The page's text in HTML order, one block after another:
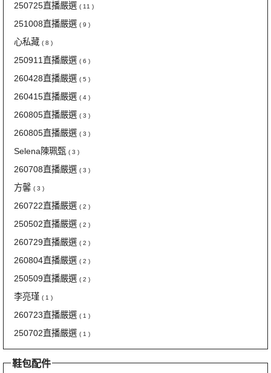
250725直播嚴選 ( 11 )
251008直播嚴選 ( 9 )
心私藏 ( 8 )
250911直播嚴選 ( 6 )
260428直播嚴選 ( 5 )
260415直播嚴選 ( 4 )
260805直播嚴選 ( 3 )
260805直播嚴選 ( 3 )
Selena陳珮甄 ( 3 )
260708直播嚴選 ( 3 )
方馨 ( 3 )
260722直播嚴選 ( 2 )
250502直播嚴選 ( 2 )
260729直播嚴選 ( 2 )
260804直播嚴選 ( 2 )
250509直播嚴選 ( 2 )
李亮瑾 ( 1 )
260723直播嚴選 ( 1 )
250702直播嚴選 ( 1 )
鞋包配件